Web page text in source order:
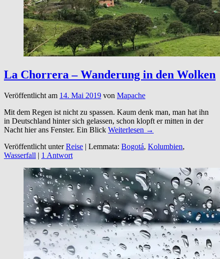
La Chorrera – Wanderung in den Wolken
Veröffentlicht am 14. Mai 2019 von Mapache
Mit dem Regen ist nicht zu spassen. Kaum denk man, man hat ihn
in Deutschland hinter sich gelassen, schon klopft er mitten in der
Nacht hier ans Fenster. Ein Blick Weiterlesen →
Veröffentlicht unterReise | Lemmata: Bogotá, Kolumbien,
Wasserfall | 1 Antwort